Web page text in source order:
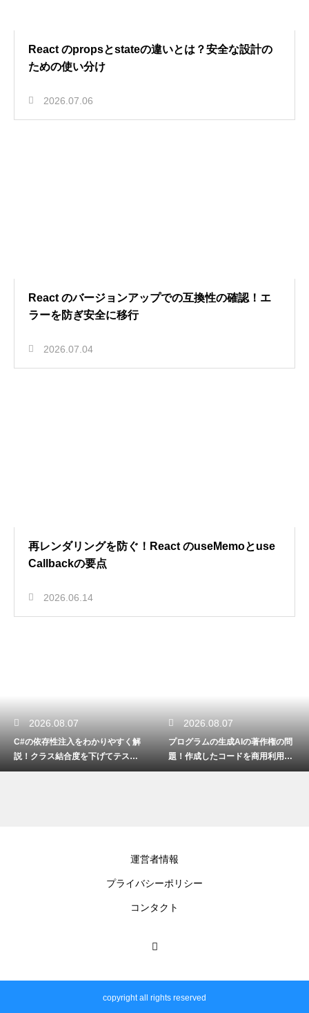
React のpropsとstateの違いとは？安全な設計の
ための使い分け
2026.07.06
React のバージョンアップでの互換性の確認！エ
ラーを防ぎ安全に移行
2026.07.04
再レンダリングを防ぐ！React のuseMemoとuse
Callbackの要点
2026.06.14
2026.08.07
C#の依存性注入をわかりやすく解
説！クラス結合度を下げてテスト
しやすく
2026.08.07
プログラムの生成AIの著作権の問
題！作成したコードを商用利用す
るリスク
運営者情報
プライバシーポリシー
コンタクト
copyright all rights reserved